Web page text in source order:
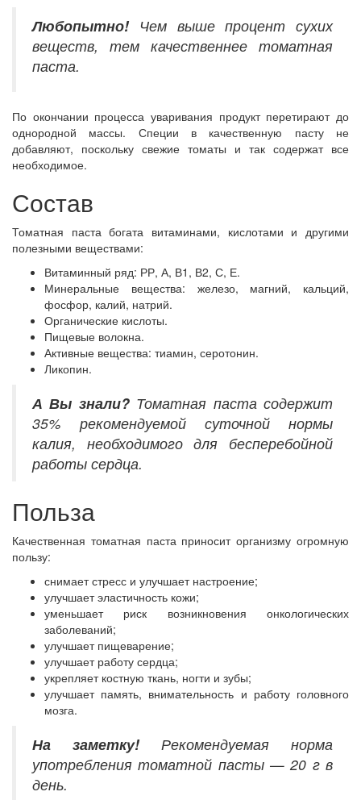
Любопытно!Чем выше процент сухих
веществ, тем качественнее томатная
паста.
По окончании процесса уваривания продукт перетирают до
однородной массы. Специи в качественную пасту не
добавляют, поскольку свежие томаты и так содержат все
необходимое.
Состав
Томатная паста богата витаминами, кислотами и другими
полезными веществами:
Витаминный ряд: РР, А, В1, В2, С, Е.
Минеральные вещества: железо, магний, кальций,
фосфор, калий, натрий.
Органические кислоты.
Пищевые волокна.
Активные вещества: тиамин, серотонин.
Ликопин.
А Вы знали?Томатная паста содержит
35% рекомендуемой суточной нормы
калия, необходимого для бесперебойной
работы сердца.
Польза
Качественная томатная паста приносит организму огромную
пользу:
снимает стресс и улучшает настроение;
улучшает эластичность кожи;
уменьшает риск возникновения онкологических
заболеваний;
улучшает пищеварение;
улучшает работу сердца;
укрепляет костную ткань, ногти и зубы;
улучшает память, внимательность и работу головного
мозга.
На заметку!Рекомендуемая норма
употребления томатной пасты — 20 г в
день.